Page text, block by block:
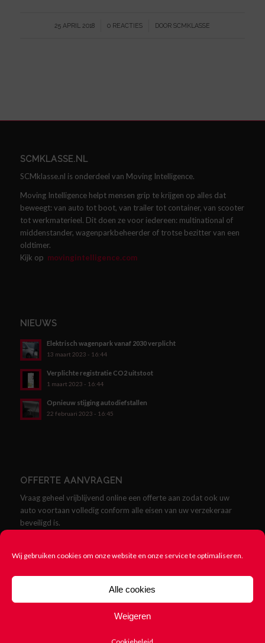
Wij gebruiken cookies om onze website en onze service te optimaliseren.
Alle cookies
Weigeren
25 APRIL 2018
/ 0 REACTIES
/ DOORSCMKLASSE
SCMKLASSE.NL
SCMklasse.nl is onderdeel van Moving Intelligence.
Moving Intelligence helpt mensen grip te krijgen op alles dat
beweegt: van auto tot boot, van trailer tot container, van scooter
tot werkmaterieel. Dit doen ze voor iedereen: multinational of
middenstander, wagenparkbeheerder of trotse bezitter van een
oldtimer.
Kijk op movingintelligence.com
NIEUWS
Elektrisch wagenpark vanaf 2030 verplicht
13 maart 2023 - 16:44
Verplichte registratie CO2 uitstoot
1 maart 2023 - 16:44
Opnieuw stijging autodiefstallen
22 februari 2023 - 16:45
OFFERTE AANVRAGEN
Vraag geheel vrijblijvend online een offerte aan zodat ook uw
auto voortaan volledig conform alle eisen van uw verzekeraar
beveiligd is.
© Copyright - SCMklasse.nl - Alles over SCM Klasse Alarmen -